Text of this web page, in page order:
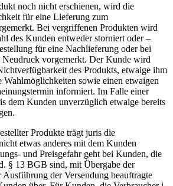
noch nicht erschienen, wird die
für eine Lieferung zum
Bei vergriffenen Produkten wird
des Kunden entweder storniert oder –
für eine Nachlieferung oder bei
vorgemerkt. Der Kunde wird
des Produkts, etwaige ihm
Wahlmöglichkeiten sowie einen etwaigen
informiert. Im Falle einer
dem Kunden unverzüglich etwaige bereits
Produkte trägt juris die
etwas anderes mit dem Kunden
und Preisgefahr geht bei Kunden, die
§ 13 BGB sind, mit Übergabe der
Ausführung der Versendung beauftragte